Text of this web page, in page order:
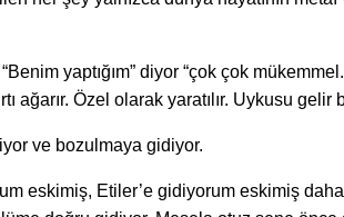
yaptığım” diyor “çok çok
ağarır. Özel olarak yaratılır. Uykusu
ve bozulmaya gidiyor.
eskimiş, Etiler’e gidiyorum eskimiş